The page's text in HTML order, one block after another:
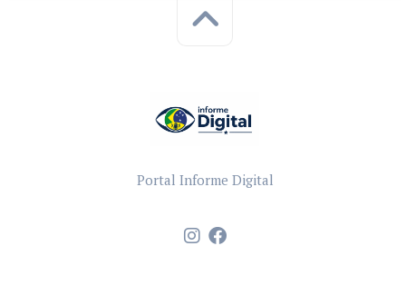
Portal Informe Digital